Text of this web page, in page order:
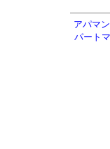
アパマ
パート